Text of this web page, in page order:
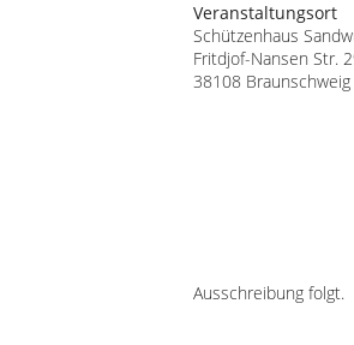
Veranstaltungsort
Schützenhaus
Fritdjof-Nansen Str.
38108 Braunschweig
Ausschreibung folgt.